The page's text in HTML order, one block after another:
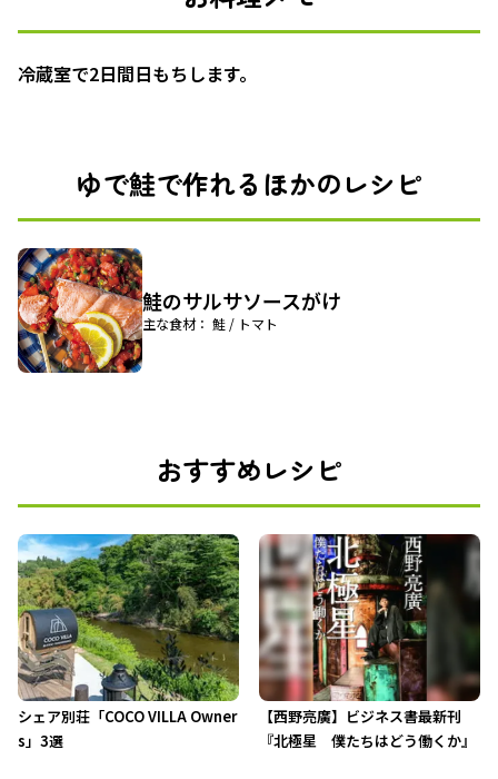
冷蔵室で2日間日もちします。
ゆで鮭で作れるほかのレシピ
鮭のサルサソースがけ
主な食材： 鮭 / トマト
おすすめレシピ
シェア別荘「COCO VILLA Owner
s」3選
【西野亮廣】ビジネス書最新刊
『北極星 僕たちはどう働くか』